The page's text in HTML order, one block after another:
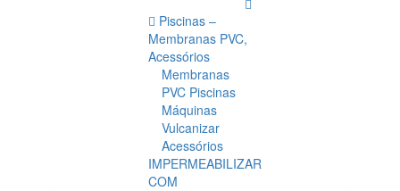
Piscinas –
Membranas PVC,
Acessórios
Membranas
PVC Piscinas
Máquinas
Vulcanizar
Acessórios
IMPERMEABILIZAR
COM